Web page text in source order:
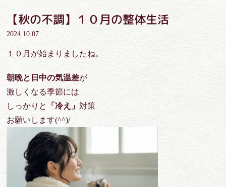
【秋の不調】１０月の整体生活
2024.10.07
１０月が始まりましたね。
朝晩と日中の気温差が
激しくなる季節には
しっかりと
「冷え」 対策
お願いします(^^)/